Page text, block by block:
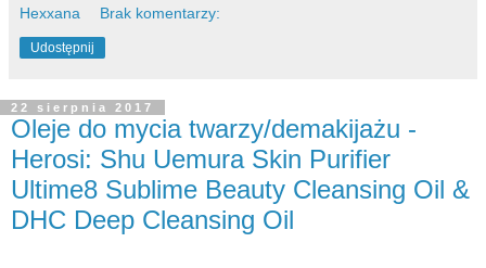
Hexxana Brak komentarzy:
Udostępnij
22 sierpnia 2017
Oleje do mycia twarzy/demakijażu -
Herosi: Shu Uemura Skin Purifier
Ultime8 Sublime Beauty Cleansing Oil &
DHC Deep Cleansing Oil